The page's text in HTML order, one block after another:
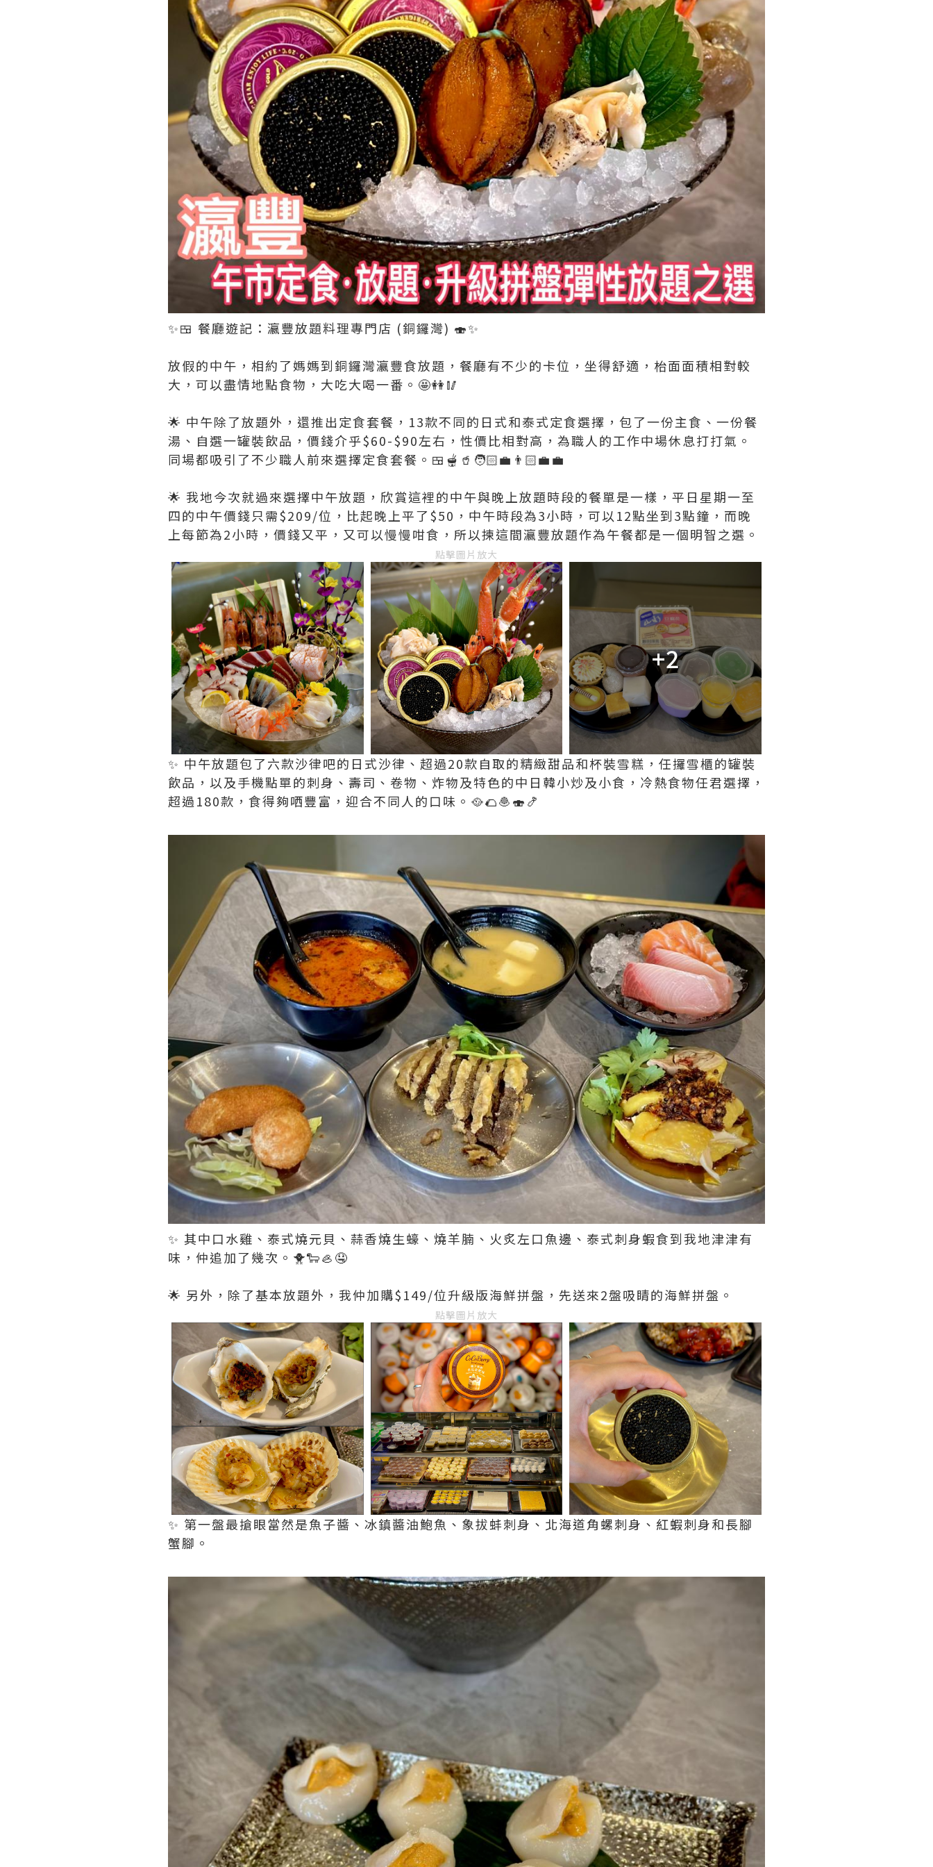
✨🍱 餐廳遊記：瀛豐放題料理專門店 (銅鑼灣) 🍣✨
放假的中午，相約了媽媽到銅鑼灣瀛豐食放題，餐廳有不少的卡位，坐得舒適，枱面面積相對較
大，可以盡情地點食物，大吃大喝一番。🤩👭🥢
🌟 中午除了放題外，還推出定食套餐，13款不同的日式和泰式定食選擇，包了一份主食、一份餐
湯、自選一罐裝飲品，價錢介乎$60-$90左右，性價比相對高，為職人的工作中場休息打打氣。
同場都吸引了不少職人前來選擇定食套餐。🍱🫕🥤🧑🏻‍💼👨🏻‍💼💼
🌟 我地今次就過來選擇中午放題，欣賞這裡的中午與晚上放題時段的餐單是一樣，平日星期一至
四的中午價錢只需$209/位，比起晚上平了$50，中午時段為3小時，可以12點坐到3點鐘，而晚
上每節為2小時，價錢又平，又可以慢慢咁食，所以揀這間瀛豐放題作為午餐都是一個明智之選。
點擊圖片放大
+2
✨ 中午放題包了六款沙律吧的日式沙律、超過20款自取的精緻甜品和杯裝雪糕，任攞雪櫃的罐裝
飲品，以及手機點單的刺身、壽司、卷物、炸物及特色的中日韓小炒及小食，冷熱食物任君選擇，
超過180款，食得夠哂豐富，迎合不同人的口味。🥘🌮🧆🍣🍤
✨ 其中口水雞、泰式燒元貝、蒜香燒生蠔、燒羊腩、火炙左口魚邊、泰式刺身蝦食到我地津津有
味，仲追加了幾次。🐥🐑🦪🤤
🌟 另外，除了基本放題外，我仲加購$149/位升級版海鮮拼盤，先送來2盤吸睛的海鮮拼盤。
點擊圖片放大
✨ 第一盤最搶眼當然是魚子醬、冰鎮醬油鮑魚、象拔蚌刺身、北海道角螺刺身、紅蝦刺身和長腳
蟹腳。